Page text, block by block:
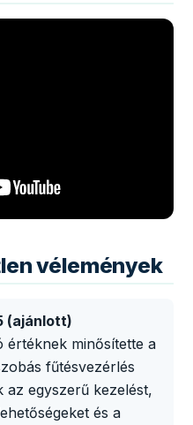
vélemények
(ajánlott)
értéknek minősítette a
fűtésvezérlés
az egyszerű kezelést,
és a